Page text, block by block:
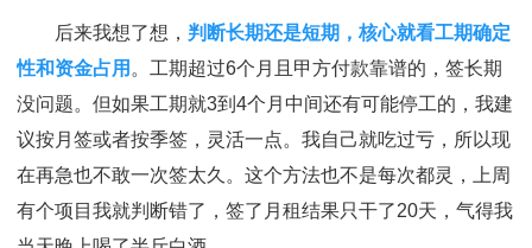
后来我想了想， 判断长期还是短期，核心就看工期确定
性和资金占用 。工期超过6个月且甲方付款靠谱的，签长期
没问题。但如果工期就3到4个月中间还有可能停工的，我建
议按月签或者按季签，灵活一点。我自己就吃过亏，所以现
在再急也不敢一次签太久。这个方法也不是每次都灵，上周
有个项目我就判断错了，签了月租结果只干了20天，气得我